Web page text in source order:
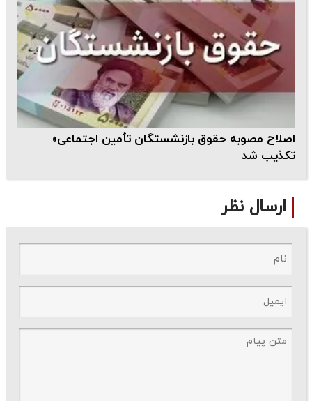
اصلاح مصوبه حقوق بازنشستگان تأمین اجتماعی»
تکذیب شد
ارسال نظر